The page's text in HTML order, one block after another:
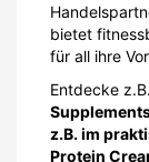
bietet
für all ihre
Entdecke
z.B. im
Protein